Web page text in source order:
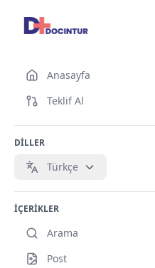
Anasayfa
Teklif Al
DİLLER
Türkçe
İÇERİKLER
Arama
Post